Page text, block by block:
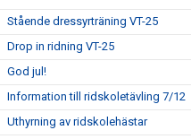
Stående dressyrträning VT-25
Drop in ridning VT-25
God jul!
Information till ridskoletävling 7/12
Uthyrning av ridskolehästar